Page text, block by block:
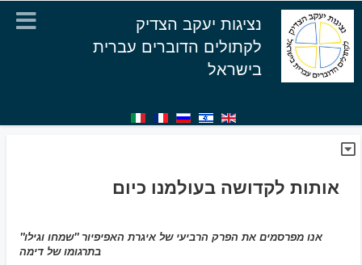
נציגות יעקב הצדיק
לקתולים הדוברים עברית
בישראל
אותות לקדושה בעולמנו כיום
אנו מפרסמים את הפרק הרביעי של איגרת האפיפיור "שמחו וגילו"
בתרגומו של דימה